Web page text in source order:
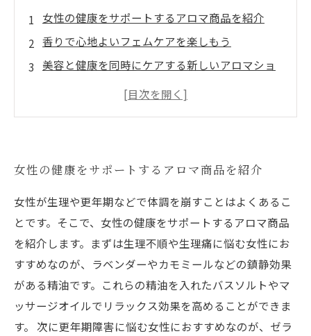
女性の健康をサポートするアロマ商品を紹介
香りで心地よいフェムケアを楽しもう
美容と健康を同時にケアする新しいアロマショ
女性の健康をサポートするアロマ商品を紹介
女性が生理や更年期などで体調を崩すことはよくあるこ
とです。そこで、女性の健康をサポートするアロマ商品
を紹介します。まずは生理不順や生理痛に悩む女性にお
すすめなのが、ラベンダーやカモミールなどの鎮静効果
がある精油です。これらの精油を入れたバスソルトやマ
ッサージオイルでリラックス効果を高めることができま
す。 次に更年期障害に悩む女性におすすめなのが、ゼラ